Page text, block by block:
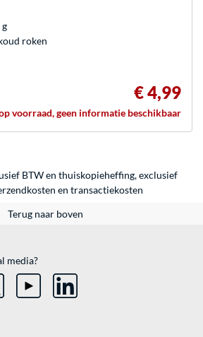
roken
€ 4,99
voorraad, geen informatie beschikbaar
BTW en thuiskopieheffing, exclusief
en transactiekosten
Terug naar boven
media?